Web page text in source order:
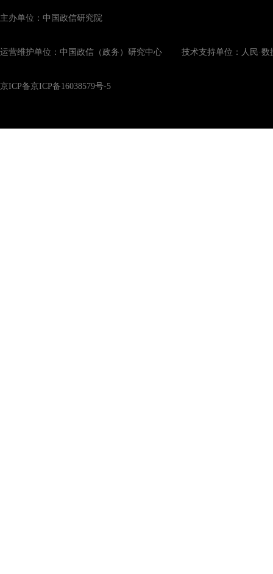
主办单位：中国政信研究院
运营维护单位：中国政信（政务）研究中心 技术支持单位：人民·数
京ICP备京ICP备16038579号-5